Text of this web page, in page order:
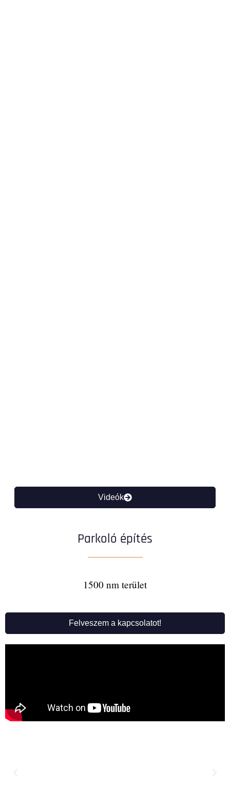
Videók
Parkoló építés
1500 nm terület
Felveszem a kapcsolatot!